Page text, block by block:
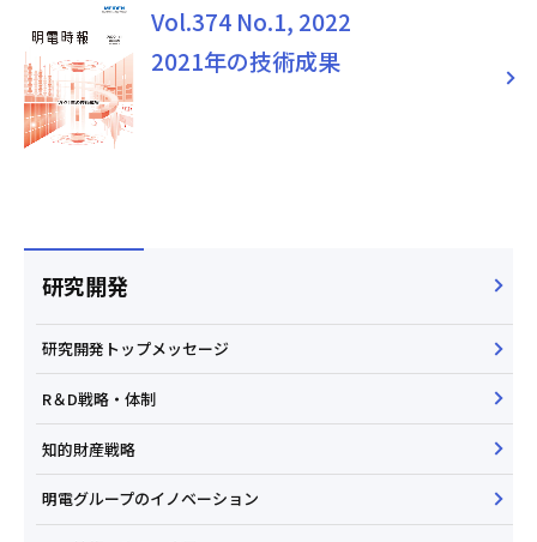
Vol.374 No.1, 2022
2021年の技術成果
研究開発
研究開発トップメッセージ
R＆D戦略・体制
知的財産戦略
明電グループのイノベーション